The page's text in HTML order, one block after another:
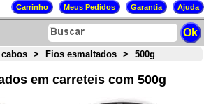
> Fios esmaltados > 500g
em carreteis com 500g